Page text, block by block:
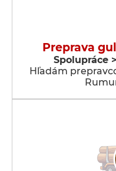
Preprava
Spolupráce
Hľadám